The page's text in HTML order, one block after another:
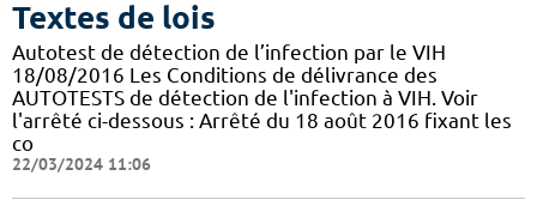
Textes de lois
Autotest de détection de l’infection par le VIH
18/08/2016 Les Conditions de délivrance des
AUTOTESTS de détection de l'infection à VIH. Voir
l'arrêté ci-dessous : Arrêté du 18 août 2016 fixant les
co
22/03/2024 11:06